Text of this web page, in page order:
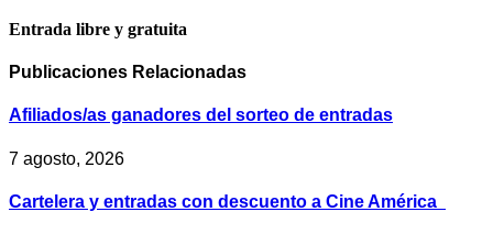
Entrada libre y gratuita
Publicaciones Relacionadas
Afiliados/as ganadores del sorteo de entradas
7 agosto, 2026
Cartelera y entradas con descuento a Cine América